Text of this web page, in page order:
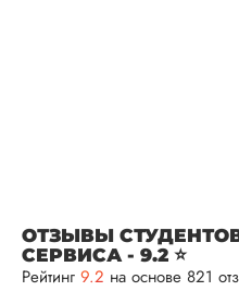
ОТЗЫВЫ
СЕРВИСА - 9.2 ⭐
Рейтинг 9.2 на основе 821